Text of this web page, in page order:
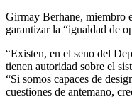
Girmay Berhane, miembro
garantizar la “igualdad de
“Existen, en el seno del
tienen autoridad sobre el
“Si somos capaces de
cuestiones de antemano,